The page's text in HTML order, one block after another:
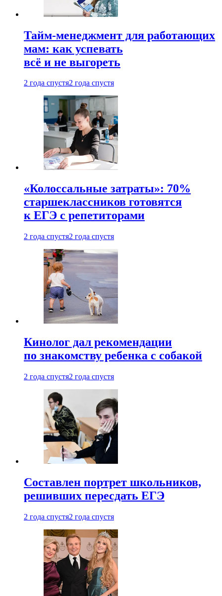
Тайм-менеджмент для работающих
мам: как успевать
всё и не выгореть
2 года спустя2 года спустя
«Колоссальные затраты»: 70%
старшеклассников готовятся
к ЕГЭ с репетиторами
2 года спустя2 года спустя
Кинолог дал рекомендации
по знакомству ребенка с собакой
2 года спустя2 года спустя
Составлен портрет школьников,
решивших пересдать ЕГЭ
2 года спустя2 года спустя